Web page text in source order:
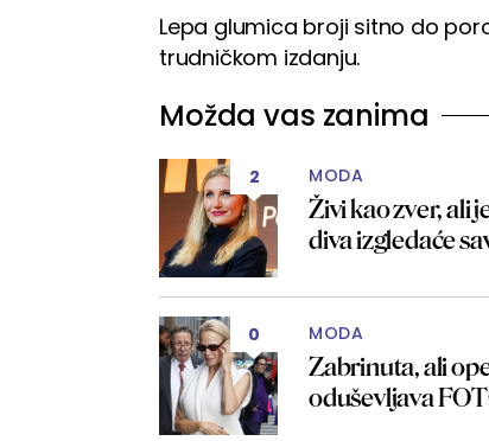
Lepa glumica broji sitno do
trudničkom izdanju.
Možda vas zanima
2 MODA
Živi kao zver, ali
diva izgledaće
0 MODA
Zabrinuta, ali
oduševljava